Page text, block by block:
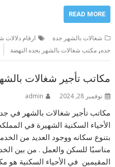
READ MORE
شغالات بالشهر جدة ارقام دلالات
جده,مكتب شغالات بالشهر بجده النهضة
مكاتب تأجير شغالات بالشهر في
نوفمبر 28, 2024 admin
مكاتب تأجير شغالات بالشهر في
الأحياء السكنية الشهيرة في
بتنوع سكانه ووجود العديد من
مناسبًا للسكن والعمل . من بين
المقيمين في الأحياء السكنية هو